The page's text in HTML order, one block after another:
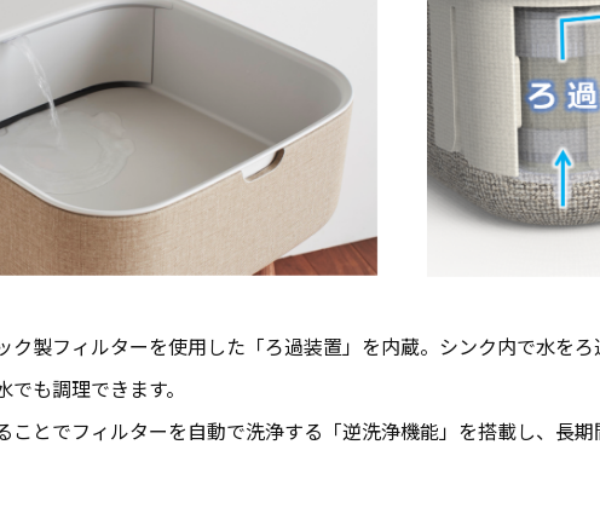
ク製フィルターを使用した「ろ過装置」を内蔵。シンク内で水を
も調理できます。
ことでフィルターを自動で洗浄する「逆洗浄機能」を搭載し、長